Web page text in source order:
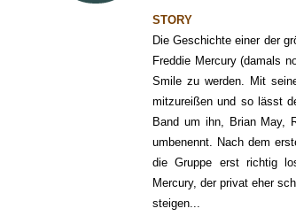
STORY
Die Geschichte einer der
Freddie Mercury (damals
Smile zu werden. Mit
mitzureißen und so lässt
Band um ihn, Brian May,
umbenennt. Nach dem
die Gruppe erst richtig
Mercury, der privat eher
steigen...